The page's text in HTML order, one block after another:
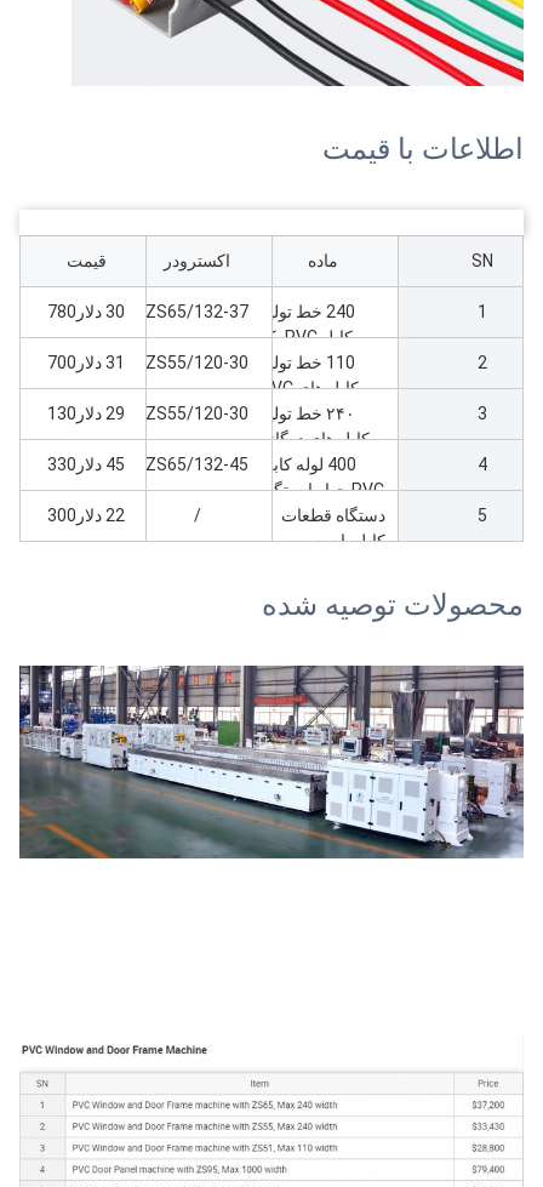
اطلاعات با قیمت
SN ماده اکسترودر قیمت
240 خط تولید
کابل PVC یک
ایستگاه
ZS65/132-37 30 دلار780
2
110 خط تولید
کابل های PVC
ZS55/120-30 31 دلار700
3
۲۴۰ خط تولید
کابل های دوگانه
PVC
ZS55/120-30 29 دلار130
4
400 لوله کابل
PVC چهار ایستگاه
خط اکستروژن
ZS65/132-45 45 دلار330
5
دستگاه قطعات
کابل با سه
22 دلار300
محصولات توصیه شده